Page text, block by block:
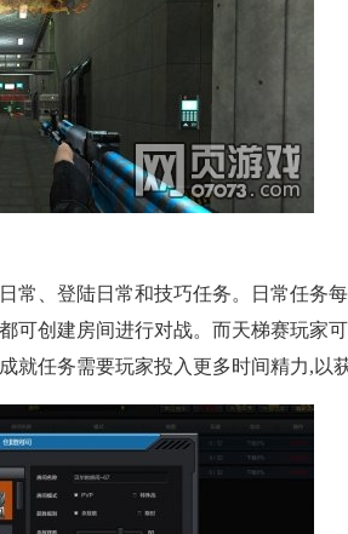
常、登陆日常和技巧任务。日常任务
可创建房间进行对战。而天梯赛玩家
就任务需要玩家投入更多时间精力,以